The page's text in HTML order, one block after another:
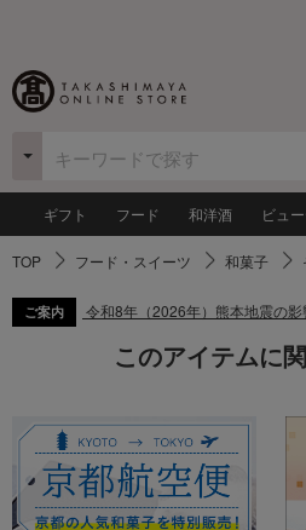
ギフト フード 和洋酒 ビュ
TOP フード・スイーツ 和菓子
ご案内 令和8年（2026年）熊本地震の
このアイテムに